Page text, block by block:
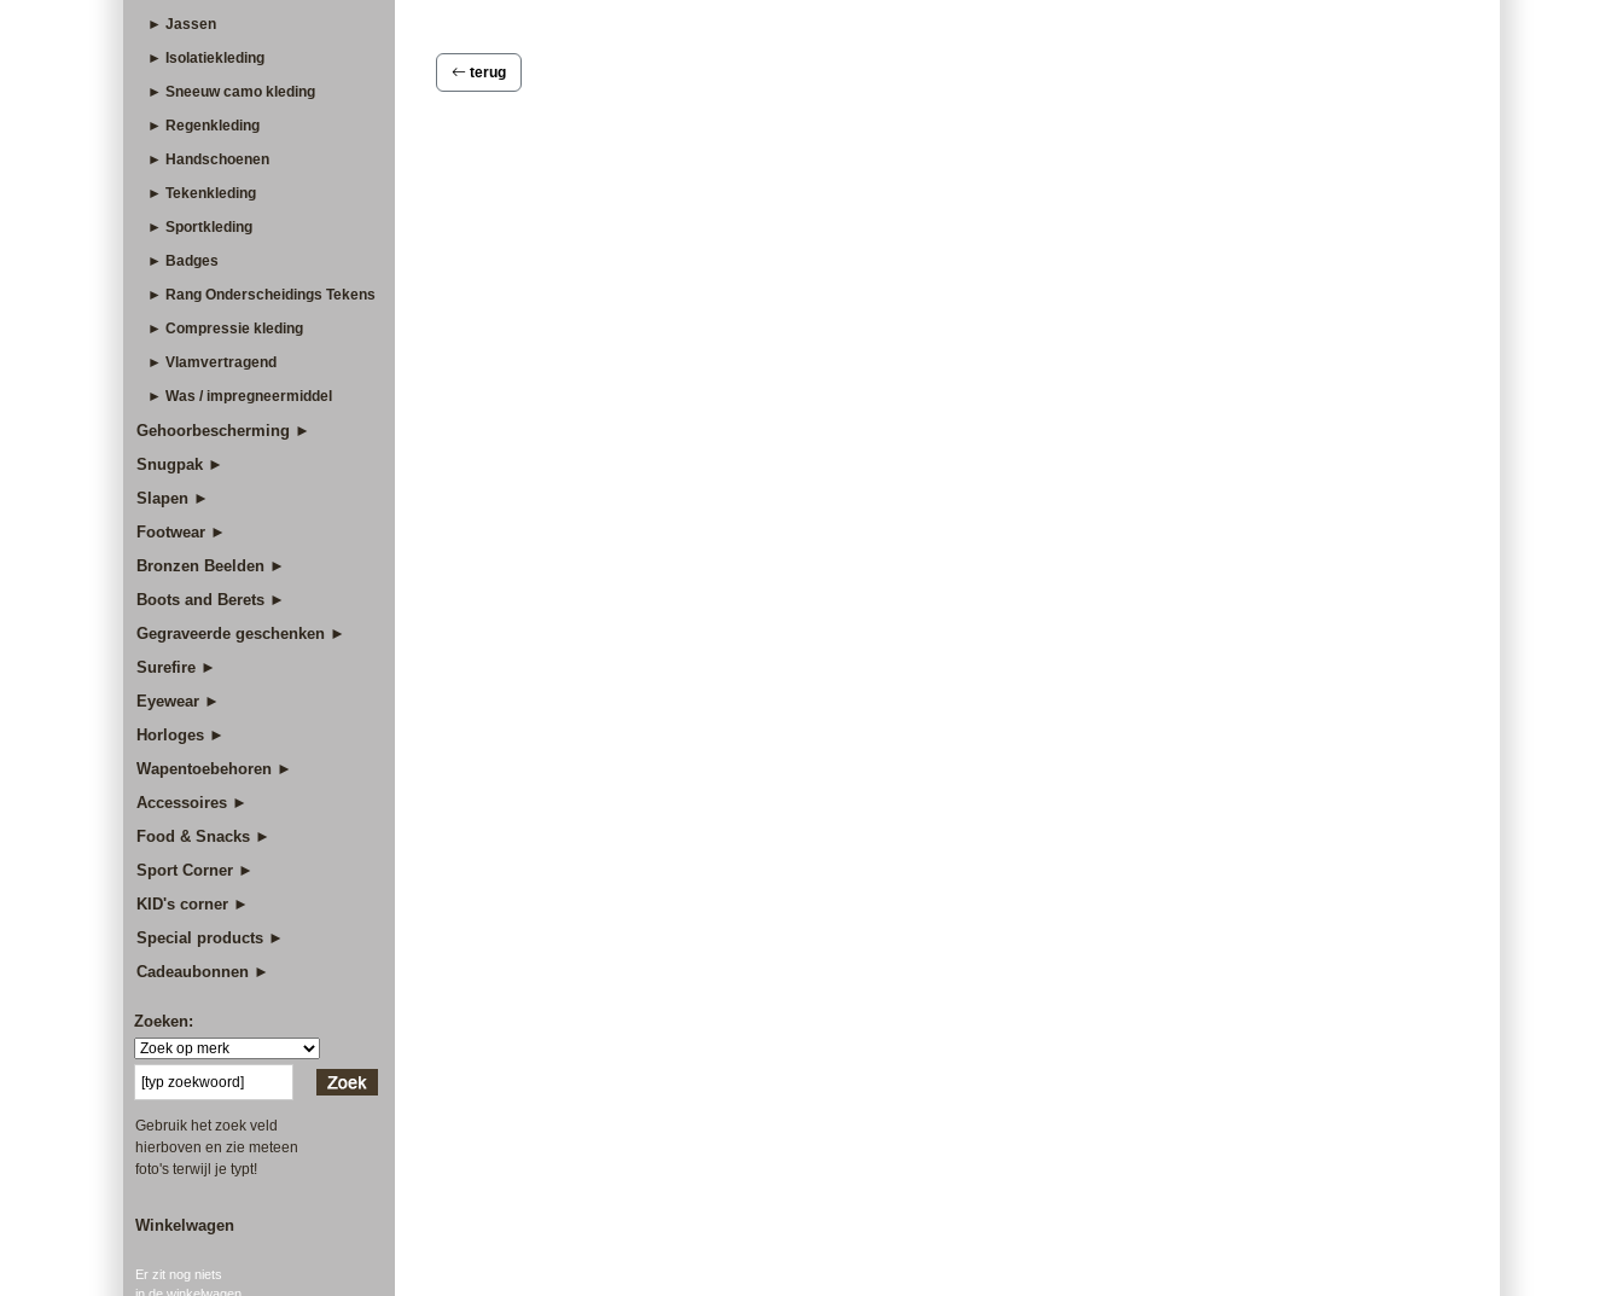
► Jassen
► Isolatiekleding
► Sneeuw camo kleding
► Regenkleding
► Handschoenen
► Tekenkleding
► Sportkleding
► Badges
► Rang Onderscheidings Tekens
► Compressie kleding
► Vlamvertragend
► Was / impregneermiddel
Gehoorbescherming ►
Snugpak ►
Slapen ►
Footwear ►
Bronzen Beelden ►
Boots and Berets ►
Gegraveerde geschenken ►
Surefire ►
Eyewear ►
Horloges ►
Wapentoebehoren ►
Accessoires ►
Food & Snacks ►
Sport Corner ►
KID's corner ►
Special products ►
Cadeaubonnen ►
Zoeken:
Gebruik het zoek veld
hierboven en zie meteen
foto's terwijl je typt!
Winkelwagen
Er zit nog niets
terug